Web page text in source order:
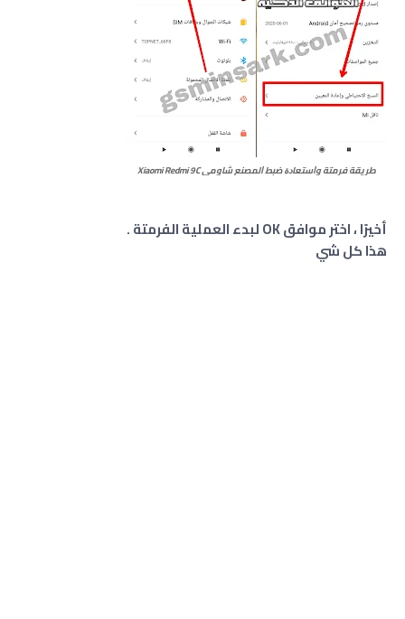
طريقة فرمتة وﺍﺳﺘﻌﺎﺩﺓ ﺿﺒﻂ ﺍﻟﻤﺼﻨﻊ شاومي Xiaomi Redmi 9C
أخيرًا ، اختر موافق OK لبدء العملية الفرمتة .
هذا كل شي